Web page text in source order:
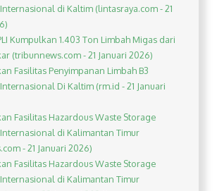
di Kaltim (lintasraya.com - 21
Kumpulkan 1.403 Ton Limbah Migas dari
(tribunnews.com - 21 Januari 2026)
Fasilitas Penyimpanan Limbah B3
Di Kaltim (rm.id - 21 Januari
Fasilitas Hazardous Waste Storage
di Kalimantan Timur
- 21 Januari 2026)
Fasilitas Hazardous Waste Storage
di Kalimantan Timur